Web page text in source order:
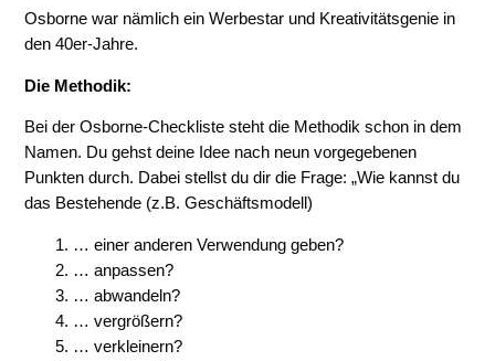
Osborne war nämlich ein Werbestar und Kreativitätsgenie in
den 40er-Jahre.
Die Methodik:
Bei der Osborne-Checkliste steht die Methodik schon in dem
Namen. Du gehst deine Idee nach neun vorgegebenen
Punkten durch. Dabei stellst du dir die Frage: „Wie kannst du
das Bestehende (z.B. Geschäftsmodell)
… einer anderen Verwendung geben?
… anpassen?
… abwandeln?
… vergrößern?
… verkleinern?